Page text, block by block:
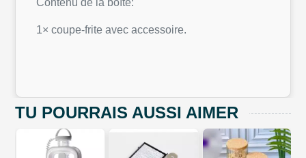
Contenu de la boîte:
1× coupe-frite avec accessoire.
TU POURRAIS AUSSI AIMER